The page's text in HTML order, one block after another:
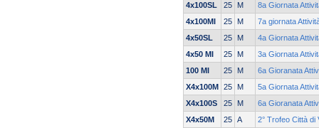
4x100SL
25 M
8a Giornata
4x100MI
25 M
7a giornata
4x50SL
25 M
4a Giornata
4x50 MI
25 M
3a Giornata
100 MI
25 M
6a Gioranata
X4x100M 25 M
5a Giornata
X4x100S
25 M
6a Gioranata
X4x50M
25 A
2° Trofeo Città di